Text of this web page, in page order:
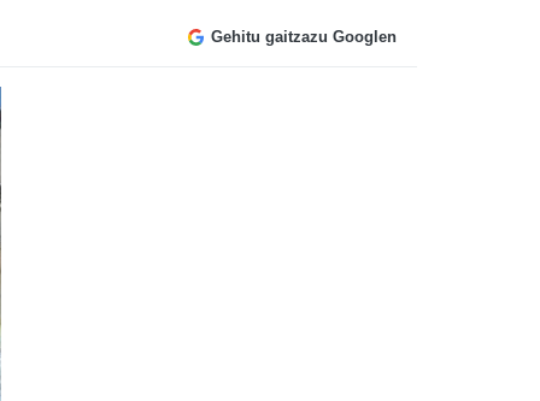
Gehitu gaitzazu Googlen